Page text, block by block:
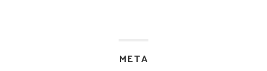
META